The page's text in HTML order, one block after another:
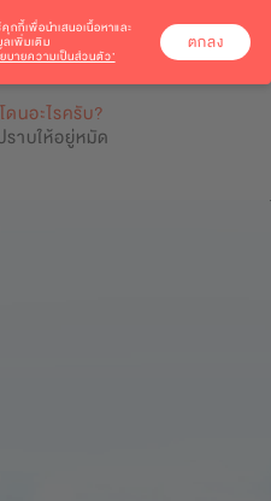
นอะไรครับ?
าบให้อยู่หมัด
คุกกี้เพื่อนำเสนอเนื้อหาและ
เพิ่มเติม
ยบายความเป็นส่วนตัว’
ตกลง